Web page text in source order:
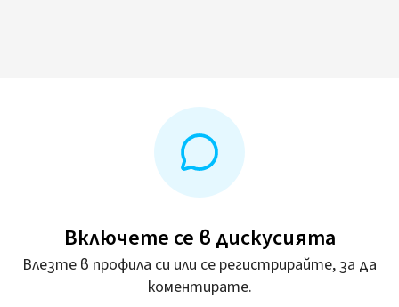
Включете се в дискусията
Влезте в профила си или се регистрирайте, за да
коментирате.